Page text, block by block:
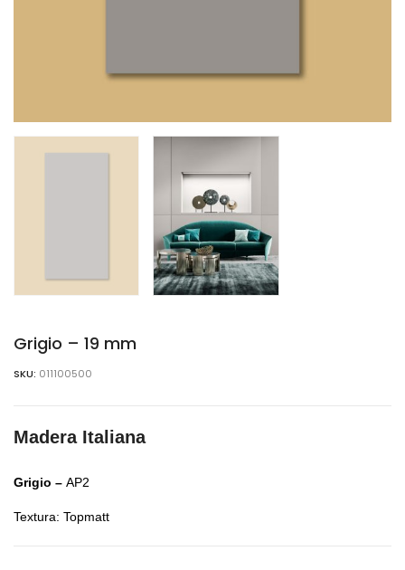
Grigio – 19 mm
SKU: 011100500
Madera Italiana
Grigio – AP2
Textura: Topmatt